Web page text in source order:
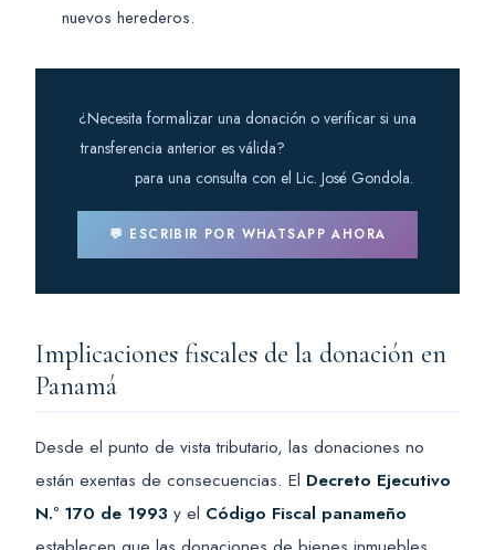
nuevos herederos.
¿Necesita formalizar una donación o verificar si una
transferencia anterior es válida?
para una consulta con el Lic. José Gondola.
💬 ESCRIBIR POR WHATSAPP AHORA
Implicaciones fiscales de la donación en
Panamá
Desde el punto de vista tributario, las donaciones no
están exentas de consecuencias. El Decreto Ejecutivo
N.º 170 de 1993 y el Código Fiscal panameño